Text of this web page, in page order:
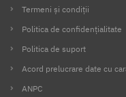
Termeni și condiții
Politica de confidențialitate
Politica de suport
Acord prelucrare date cu
ANPC